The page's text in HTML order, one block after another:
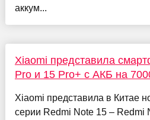
аккум...
Xiaomi представила
Pro и 15 Pro+ с АКБ на
Xiaomi представила в Китае
серии Redmi Note 15 – Redmi